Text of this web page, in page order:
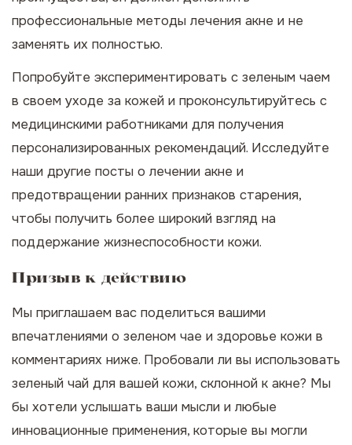
профессиональные методы лечения акне и не
заменять их полностью.
Попробуйте экспериментировать с зеленым чаем
в своем уходе за кожей и проконсультируйтесь с
медицинскими работниками для получения
персонализированных рекомендаций. Исследуйте
наши другие посты о лечении акне и
предотвращении ранних признаков старения,
чтобы получить более широкий взгляд на
поддержание жизнеспособности кожи.
Призыв к действию
Мы приглашаем вас поделиться вашими
впечатлениями о зеленом чае и здоровье кожи в
комментариях ниже. Пробовали ли вы использовать
зеленый чай для вашей кожи, склонной к акне? Мы
бы хотели услышать ваши мысли и любые
инновационные применения, которые вы могли